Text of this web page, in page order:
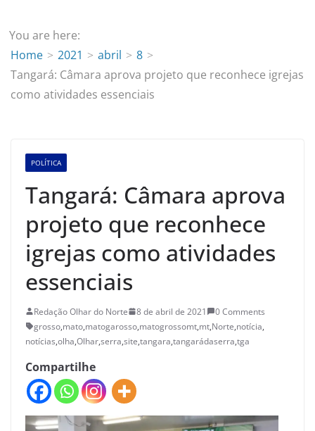
You are here:
Home
2021 abril
8
Tangará: Câmara aprova projeto que reconhece igrejas
como atividades essenciais
POLÍTICA
Tangará: Câmara aprova
projeto que reconhece
igrejas como atividades
essenciais
Redação Olhar do Norte 8 de abril de 2021
0 Comments
grosso,mato,matogarosso,matogrossomt,mt,Norte,notícia,
notícias,olha,Olhar,serra,site,tangara,tangarádaserra,tga
Compartilhe